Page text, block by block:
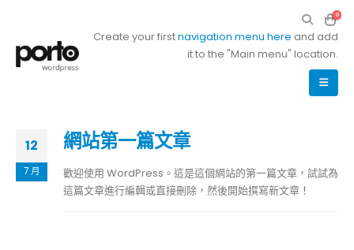
0
Create your firstnavigation menu here and add
it to the "Main menu" location.
12
7 月
網站第一篇文章
歡迎使用 WordPress。這是這個網站的第一篇文章，試試為
這篇文章進行編輯或直接刪除，然後開始撰寫新文章！